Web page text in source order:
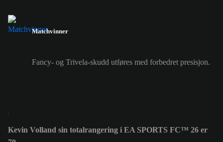
Matchvinner
Fancy- og Trivela-skudd utføres med forbedret presisjon.
Kevin Volland sin totalrangering i EA SPORTS FC™ 26 er